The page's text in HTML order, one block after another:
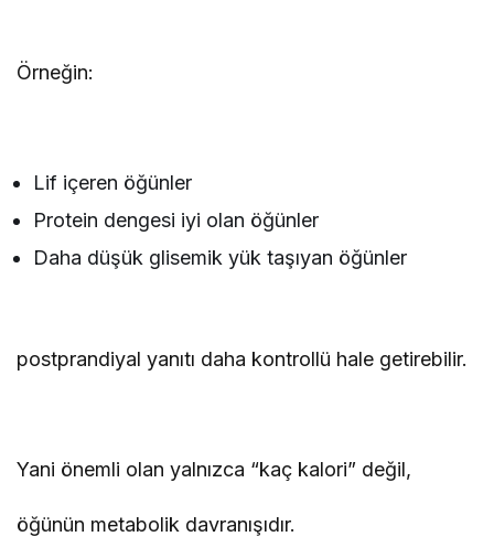
Örneğin:
Lif içeren öğünler
Protein dengesi iyi olan öğünler
Daha düşük glisemik yük taşıyan öğünler
postprandiyal yanıtı daha kontrollü hale getirebilir.
Yani önemli olan yalnızca “kaç kalori” değil,
öğünün metabolik davranışıdır.